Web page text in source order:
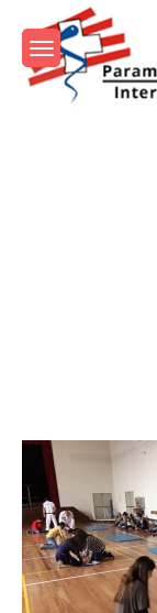
content